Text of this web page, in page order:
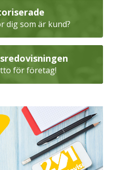
dig som är kund?
för företag!